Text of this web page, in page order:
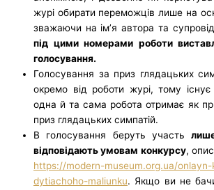
журі обирати переможців лише на
зважаючи на ім’я автора та
під цими номерами роботи
голосування.
Голосування за приз глядацьких
окремо від роботи журі, тому
одна й та сама робота отримає як
приз глядацьких симпатій.
В голосування беруть участь
відповідають умовам конкурсу,
https://modern-museum.org.ua/
dytiachoho-maliunku. Якщо ви не